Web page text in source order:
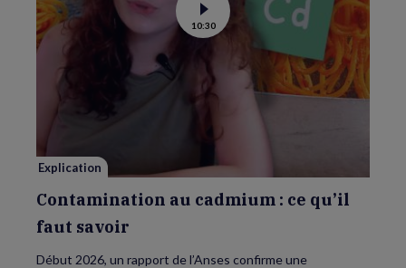
Voir
la
vidéo
Contamination
au
cadmium :
10:30
Explication
Contamination au cadmium : ce qu’il
faut savoir
Début 2026, un rapport de l’Anses confirme une